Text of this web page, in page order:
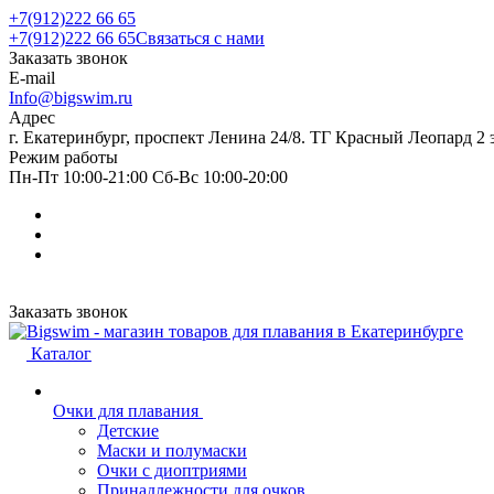
+7(912)222 66 65
+7(912)222 66 65Связаться с нами
Заказать звонок
E-mail
Info@bigswim.ru
Адрес
г. Екатеринбург, проспект Ленина 24/8. ТГ Красный Леопард 2
Режим работы
Пн-Пт 10:00-21:00 Сб-Вс 10:00-20:00
Заказать звонок
Каталог
Очки для плавания
Детские
Маски и полумаски
Очки с диоптриями
Принадлежности для очков